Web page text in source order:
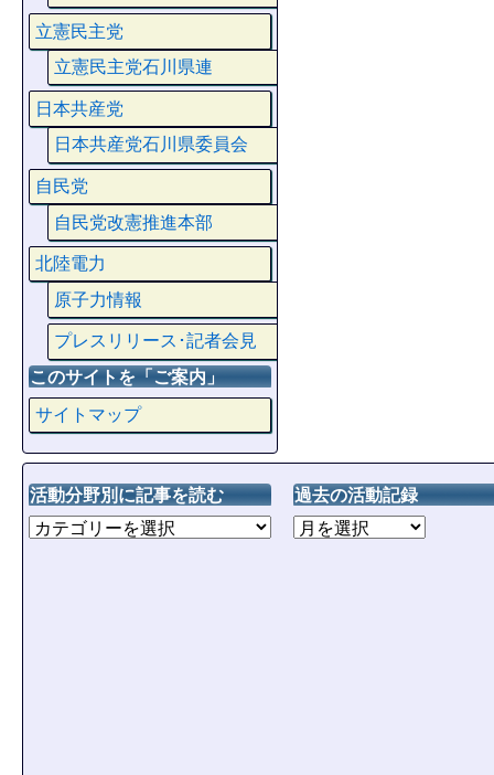
立憲民主党
立憲民主党石川県連
日本共産党
日本共産党石川県委員会
自民党
自民党改憲推進本部
北陸電力
原子力情報
プレスリリース･記者会見
このサイトを「ご案内」
サイトマップ
活動分野別に記事を読む 過去の活動記録